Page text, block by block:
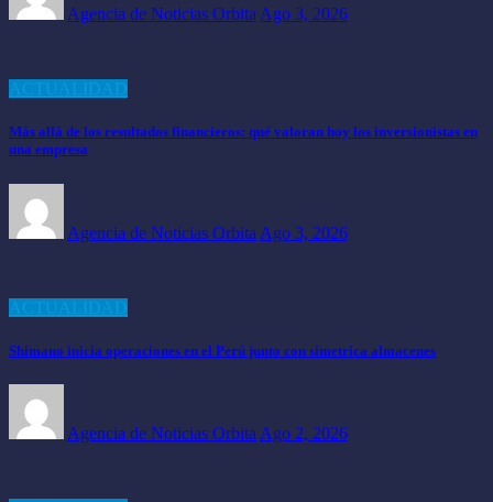
Agencia de Noticias Orbita Ago 3, 2026
Más allá de los resultados financieros: qué valoran hoy los inversionistas en
una empresa
Agencia de Noticias Orbita Ago 3, 2026
Shimano inicia operaciones en el Perú junto con simetrica almacenes
Agencia de Noticias Orbita Ago 2, 2026